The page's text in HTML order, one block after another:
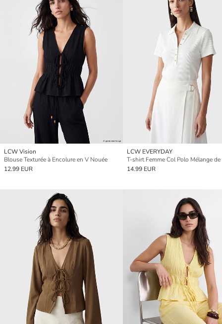
LCW Vision
Blouse Texturée à Encolure en V Nouée
12.99 EUR
LCW EVERYDAY
T-shirt Femme Col Polo Mélange
14.99 EUR